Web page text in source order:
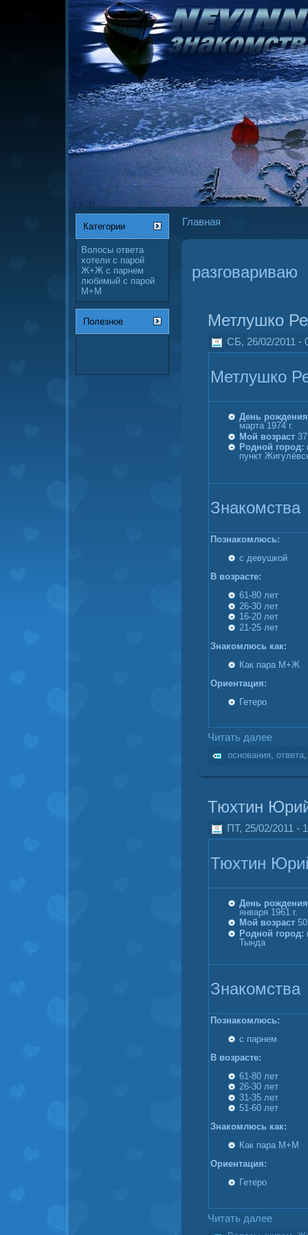
Категории
Волосы ответа
хотели с парой
Ж+Ж с парнем
любимый с парой
М+М
Полезное
Главная
разговариваю
Метлушко
СБ, 26/02/2011 -
Метлушко
День
марта 1974 г.
Мой возраст
Родной город:
пункт
Знакомства
Познакомлюсь:
с девушкой
В возрасте:
61-80 лет
26-30 лет
16-20 лет
21-25 лет
Знакомлюсь как:
Как пара М+Ж
Ориентация:
Гетеро
Читать далее
основания, ответа
Тюхтин
ПТ, 25/02/2011 -
Тюхтин
День
января 1961 г.
Мой возраст
Родной город:
Тында
Знакомства
Познакомлюсь:
с парнем
В возрасте:
61-80 лет
26-30 лет
31-35 лет
51-60 лет
Знакомлюсь как:
Как пара М+М
Ориентация:
Гетеро
Читать далее